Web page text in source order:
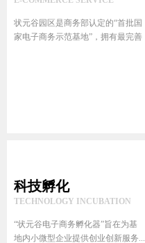
状元谷园区是商务部认定的“首批国
家电子商务示范基地”，拥有最完善
科技孵化
TECHNOLOGY INCUBATION
“状元谷电子商务孵化器”旨在为基
地内小微型企业提供创业创新服务...